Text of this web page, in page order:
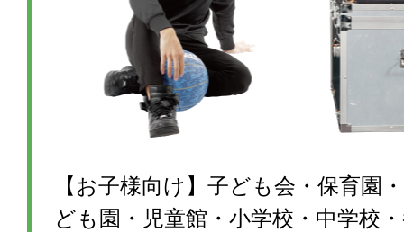
【お子様向け】子ども会・保育園
ども園・児童館・小学校・中学校